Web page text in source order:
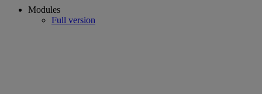
Modules
Full version